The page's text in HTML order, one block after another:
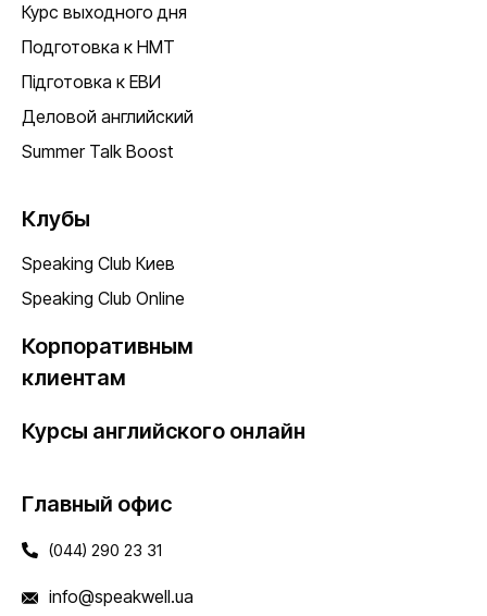
Курс выходного дня
Подготовка к НМТ
Підготовка к ЕВИ
Деловой английский
Summer Talk Boost
Клубы
Speaking Club Киев
Speaking Club Online
Корпоративным
клиентам
Курсы английского онлайн
Главный офис
(044) 290 23 31
info@speakwell.ua